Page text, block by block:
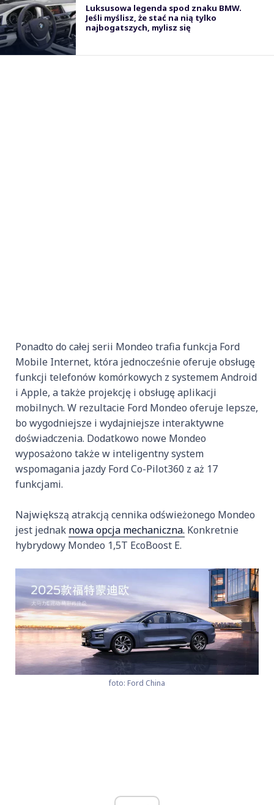
Luksusowa legenda spod znaku BMW.
Jeśli myślisz, że stać na nią tylko
najbogatszych, mylisz się
Ponadto do całej serii Mondeo trafia funkcja Ford
Mobile Internet, która jednocześnie oferuje obsługę
funkcji telefonów komórkowych z systemem Android
i Apple, a także projekcję i obsługę aplikacji
mobilnych. W rezultacie Ford Mondeo oferuje lepsze,
bo wygodniejsze i wydajniejsze interaktywne
doświadczenia. Dodatkowo nowe Mondeo
wyposażono także w inteligentny system
wspomagania jazdy Ford Co-Pilot360 z aż 17
funkcjami.
Największą atrakcją cennika odświeżonego Mondeo
jest jednak nowa opcja mechaniczna. Konkretnie
hybrydowy Mondeo 1,5T EcoBoost E.
foto: Ford China